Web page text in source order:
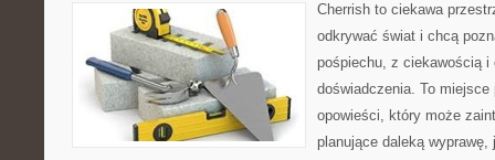
Cherrish to ciekawa
odkrywać świat i chcą
pośpiechu, z ciekawością i
doświadczenia. To miejsce
opowieści, który może
planujące daleką